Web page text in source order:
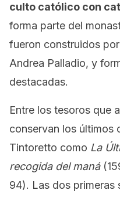
culto católico con
forma parte del
fueron construidos
Andrea Palladio, y
destacadas.
Entre los tesoros que
conservan los últimos
Tintoretto como La
recogida del maná
94). Las dos primeras